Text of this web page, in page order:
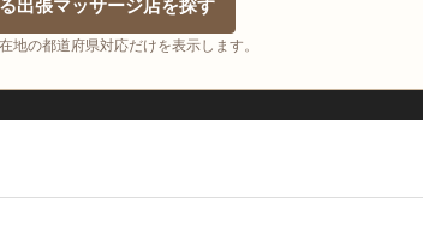
出張マッサージ店を探す
の都道府県対応だけを表示します。